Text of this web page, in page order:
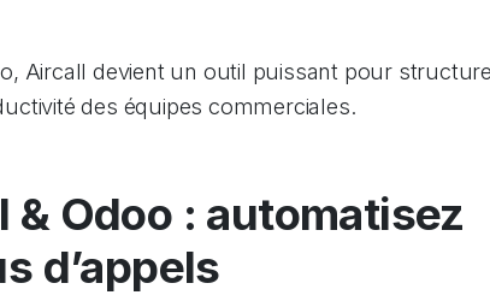
Aircall devient un outil puissant pour
des équipes commerciales.
& Odoo : automatisez
d’appels